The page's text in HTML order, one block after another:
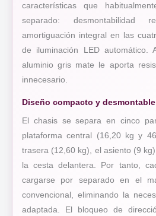
características que
separado:
amortiguación integral en las
de iluminación LED automático.
aluminio gris mate le aporta
innecesario.
Diseño compacto y desmontable
El chasis se separa en cinco
plataforma central (16,20 kg y
trasera (12,60 kg), el asiento (9
la cesta delantera. Por tanto,
cargarse por separado en el
convencional, eliminando la
adaptada. El bloqueo de